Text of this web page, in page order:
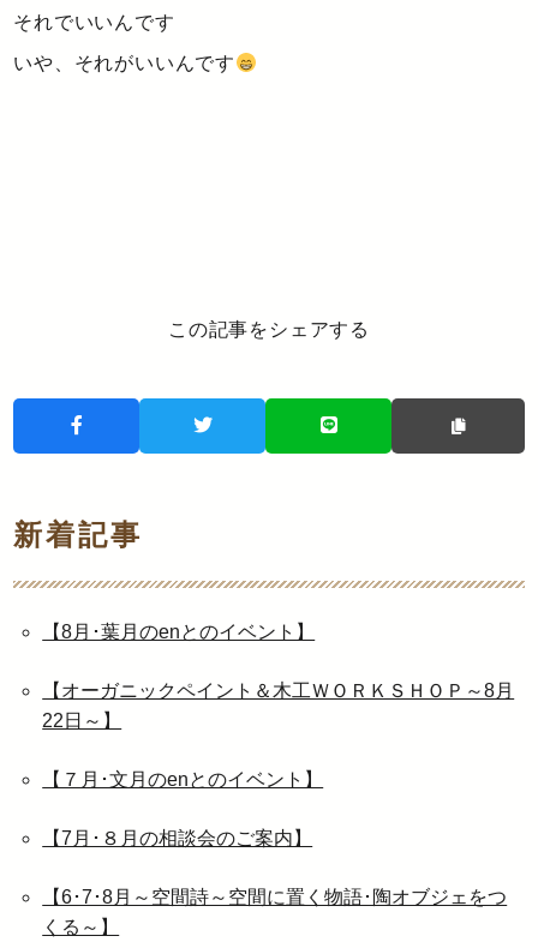
それでいいんです
いや、それがいいんです
この記事をシェアする
新着記事
【8月･葉月のenとのイベント】
【オーガニックペイント＆木工ＷＯＲＫＳＨＯＰ～8月
22日～】
【７月･文月のenとのイベント】
【7月･８月の相談会のご案内】
【6･7･8月～空間詩～空間に置く物語･陶オブジェをつ
くる～】